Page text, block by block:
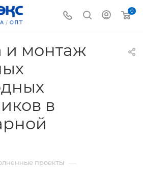
0
и монтаж
в
проекты —